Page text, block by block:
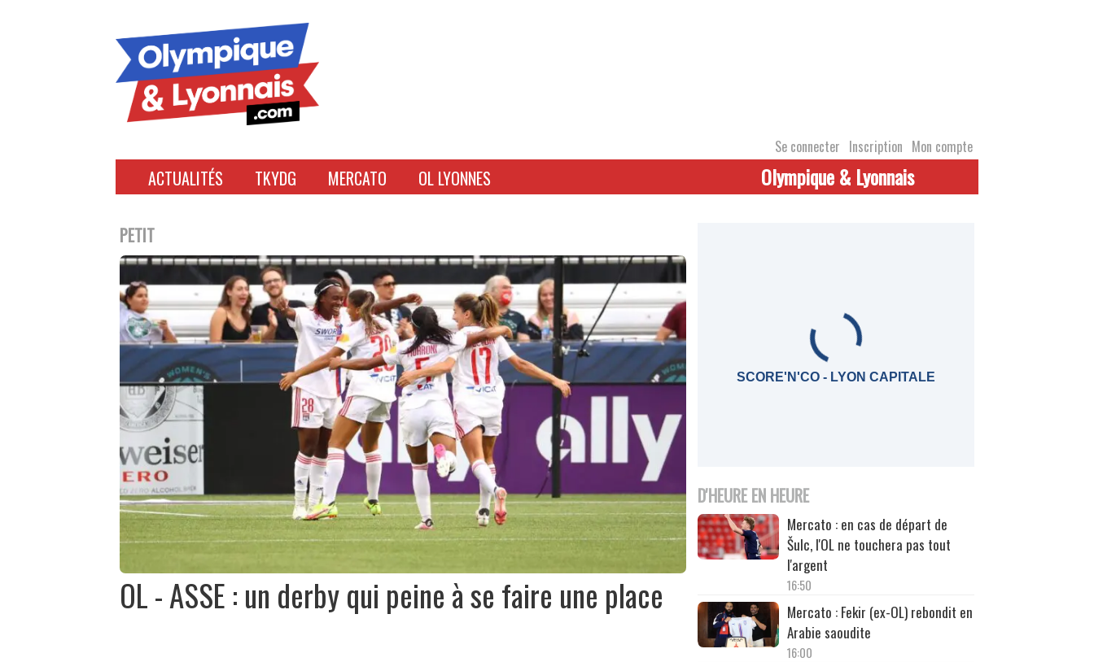
Se connecter Inscription Mon compte
ACTUALITÉS TKYDG MERCATO OL LYONNES Olympique & Lyonnais
PETIT
OL - ASSE : un derby qui peine à se faire une place
SCORE'N'CO - LYON CAPITALE
D'HEURE EN HEURE
Mercato : en cas de départ de
Šulc, l'OL ne touchera pas tout
l'argent
16:50
Mercato : Fekir (ex-OL) rebondit en
Arabie saoudite
16:00